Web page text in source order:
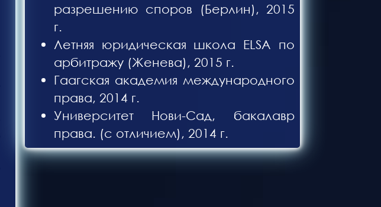
разрешению споров (Берлин), 2015
г.
Летняя юридическая школа ELSA по
арбитражу (Женева), 2015 г.
Гаагская академия международного
права, 2014 г.
Университет Нови-Сад, бакалавр
права. (с отличием), 2014 г.